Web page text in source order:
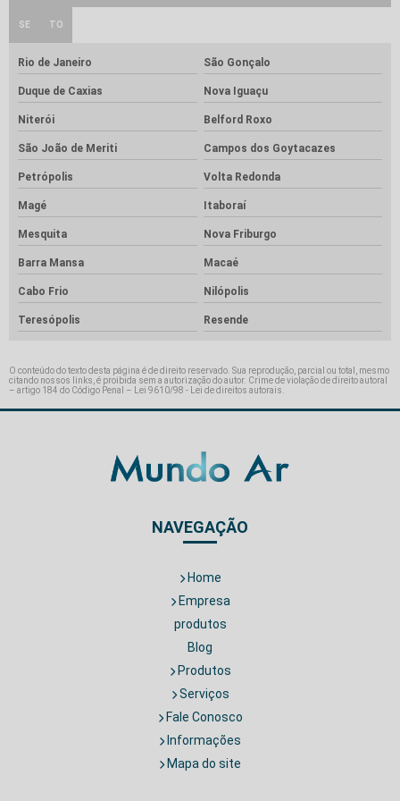
SE TO
Rio de Janeiro São Gonçalo
Duque de Caxias Nova Iguaçu
Niterói Belford Roxo
São João de Meriti Campos dos Goytacazes
Petrópolis Volta Redonda
Magé Itaboraí
Mesquita Nova Friburgo
Barra Mansa Macaé
Cabo Frio Nilópolis
Teresópolis Resende
O conteúdo do texto desta página é de direito reservado. Sua reprodução, parcial ou total, mesmo
citando nossos links, é proibida sem a autorização do autor. Crime de violação de direito autoral
– artigo 184 do Código Penal –
Lei 9610/98 - Lei de direitos autorais
NAVEGAÇÃO
Home
Empresa
produtos
Blog
Produtos
Serviços
Fale Conosco
Informações
Mapa do site